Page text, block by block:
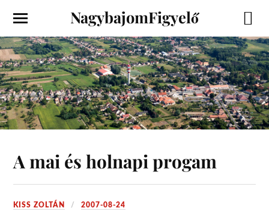
NagybajomFigyelő
A mai és holnapi progam
KISS ZOLTÁN 2007-08-24